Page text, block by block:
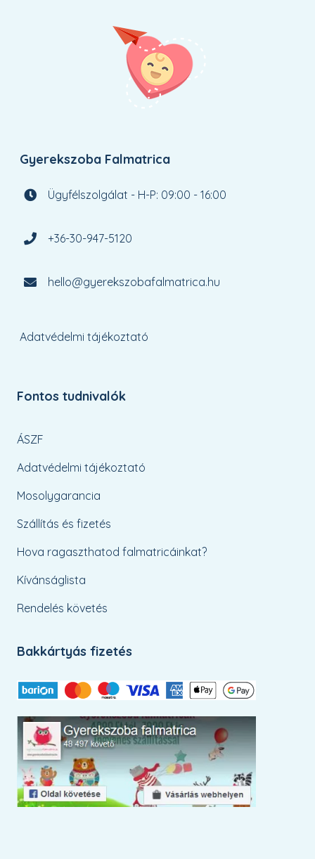
Gyerekszoba Falmatrica
Ügyfélszolgálat - H-P: 09:00 - 16:00
+36-30-947-5120
hello@gyerekszobafalmatrica.hu
Adatvédelmi tájékoztató
Fontos tudnivalók
ÁSZF
Adatvédelmi tájékoztató
Mosolygarancia
Szállítás és fizetés
Hova ragaszthatod falmatricáinkat?
Kívánságlista
Rendelés követés
Bakkártyás fizetés